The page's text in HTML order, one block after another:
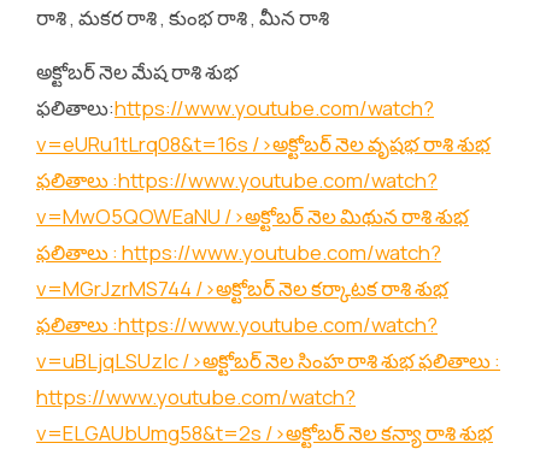
రాశి , మకర రాశి , కుంభ రాశి , మీన రాశి
అక్టోబర్ నెల మేష రాశి శుభ
ఫలితాలు:https://www.youtube.com/watch?
v=eURu1tLrq08&t=16s />అక్టోబర్ నెల వృషభ రాశి శుభ
ఫలితాలు :https://www.youtube.com/watch?
v=MwO5QOWEaNU />అక్టోబర్ నెల మిథున రాశి శుభ
ఫలితాలు : https://www.youtube.com/watch?
v=MGrJzrMS744 />అక్టోబర్ నెల కర్కాటక రాశి శుభ
ఫలితాలు :https://www.youtube.com/watch?
v=uBLjqLSUzIc/>అక్టోబర్ నెల సింహ రాశి శుభ ఫలితాలు :
https://www.youtube.com/watch?
v=ELGAUbUmg58&t=2s />అక్టోబర్ నెల కన్యా రాశి శుభ